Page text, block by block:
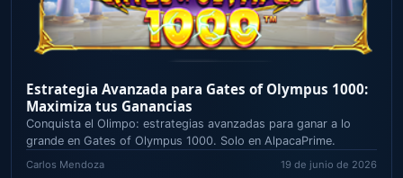
Estrategia Avanzada para Gates of Olympus 1000:
Maximiza tus Ganancias
Conquista el Olimpo: estrategias avanzadas para ganar a lo
grande en Gates of Olympus 1000. Solo en AlpacaPrime.
Carlos Mendoza 19 de junio de 2026